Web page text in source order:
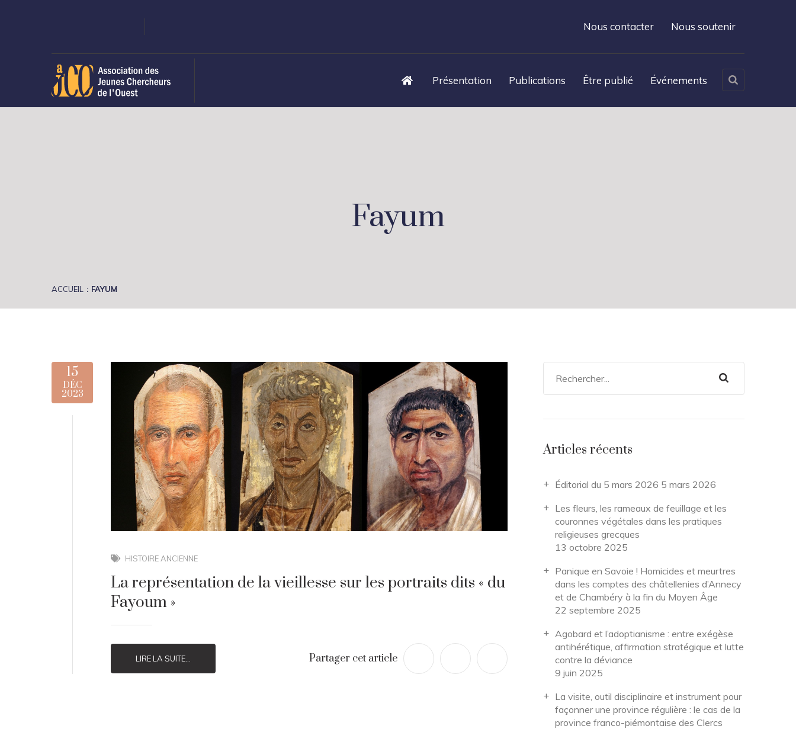
Nous contacter Nous soutenir
Présentation Publications Être publié Événements
Fayum
ACCUEIL FAYUM
15
DÉC
2023
HISTOIRE ANCIENNE
La représentation de la vieillesse sur les portraits dits « du
Fayoum »
LIRE LA SUITE... Partager cet article
Articles récents
Éditorial du 5 mars 2026 5 mars 2026
Les fleurs, les rameaux de feuillage et les
couronnes végétales dans les pratiques
religieuses grecques
13 octobre 2025
Panique en Savoie ! Homicides et meurtres
dans les comptes des châtellenies d’Annecy
et de Chambéry à la fin du Moyen Âge
22 septembre 2025
Agobard et l’adoptianisme : entre exégèse
antihérétique, affirmation stratégique et lutte
contre la déviance
9 juin 2025
La visite, outil disciplinaire et instrument pour
façonner une province régulière : le cas de la
province franco-piémontaise des Clercs